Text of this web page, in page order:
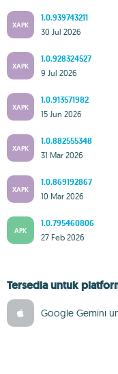
XAPK
1.0.939743211
30 Jul 2026
XAPK
1.0.928324527
9 Jul 2026
XAPK
1.0.913571982
15 Jun 2026
XAPK
1.0.882555348
31 Mar 2026
XAPK
1.0.869192867
10 Mar 2026
APK
1.0.795460806
27 Feb 2026
Tersedia untuk
Google Gemini